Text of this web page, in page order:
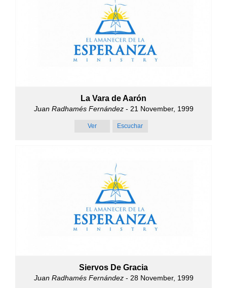
La Vara de Aarón
Juan Radhamés Fernández- 21 November, 1999
Ver Escuchar
Siervos De Gracia
Juan Radhamés Fernández- 28 November, 1999